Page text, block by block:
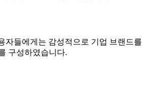
자들에게는 감성적으로 기업 브랜드를
구성하였습니다.